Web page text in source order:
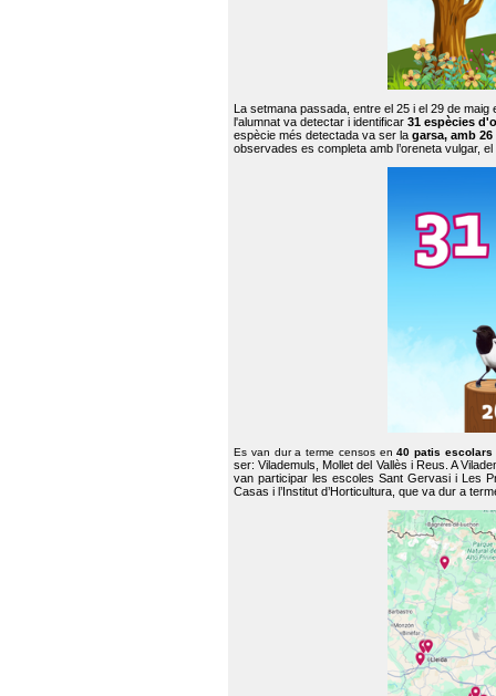
La setmana passada, entre el 25 i el 29 de
l'alumnat va detectar i identificar 31 espècies
espècie més detectada va ser la garsa, amb
observades es completa amb l’oreneta vulgar,
Es van dur a terme censos en40 patis escolars
ser: Vilademuls, Mollet del Vallès i Reus. A
van participar les escoles Sant Gervasi i Les
Casas i l’Institut d’Horticultura, que va dur a